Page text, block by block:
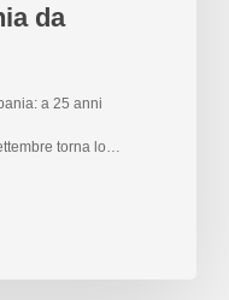
da
a 25 anni
torna lo…